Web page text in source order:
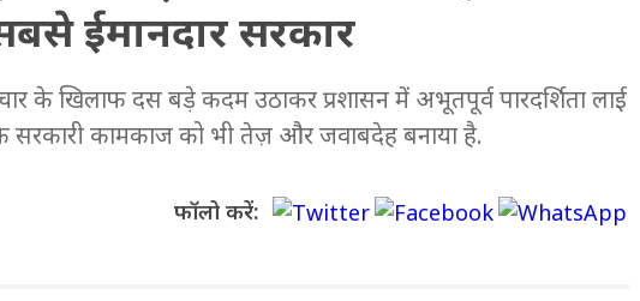
ईमानदार सरकार
के खिलाफ दस बड़े कदम उठाकर प्रशासन में अभूतपूर्व पारदर्शिता लाई
सरकारी कामकाज को भी तेज़ और जवाबदेह बनाया है.
फॉलो करें: